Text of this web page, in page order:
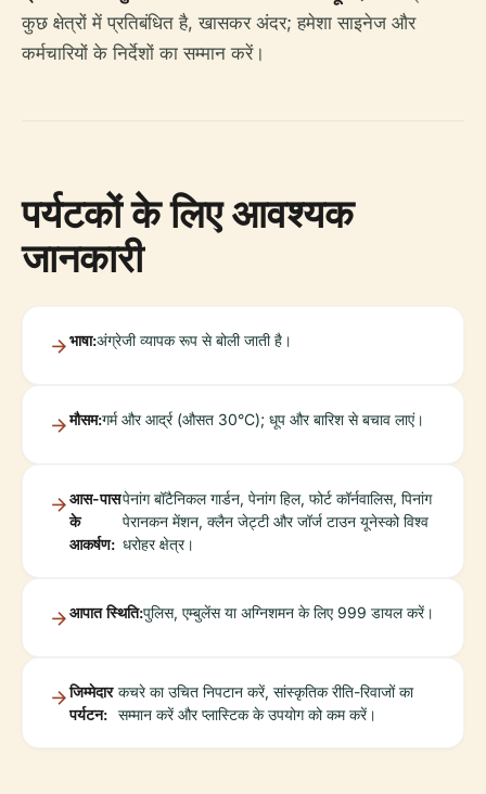
कुछ क्षेत्रों में प्रतिबंधित है, खासकर अंदर; हमेशा साइनेज और
कर्मचारियों के निर्देशों का सम्मान करें।
पर्यटकों के लिए आवश्यक
जानकारी
भाषा:अंग्रेजी व्यापक रूप से बोली जाती है।
मौसम:गर्म और आर्द्र (औसत 30°C); धूप और बारिश से बचाव लाएं।
आस-पास
के
आकर्षण:
पेनांग बॉटैनिकल गार्डन, पेनांग हिल, फोर्ट कॉर्नवालिस, पिनांग
पेरानकन मेंशन, क्लैन जेट्टी और जॉर्ज टाउन यूनेस्को विश्व
धरोहर क्षेत्र।
आपात स्थिति:पुलिस, एम्बुलेंस या अग्निशमन के लिए 999 डायल करें।
जिम्मेदार
पर्यटन:
कचरे का उचित निपटान करें, सांस्कृतिक रीति-रिवाजों का
सम्मान करें और प्लास्टिक के उपयोग को कम करें।